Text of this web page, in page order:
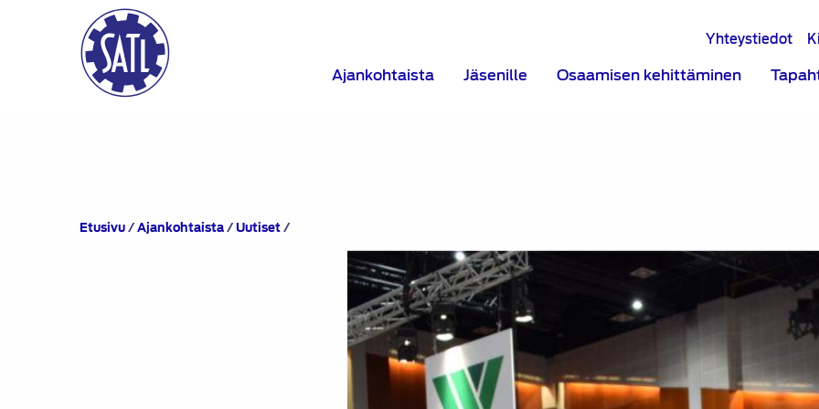
Yhteystiedot
Ajankohtaista Jäsenille Osaamisen kehittäminen
Etusivu/Ajankohtaista/Uutiset/Autokorjaamo
marraskuulle